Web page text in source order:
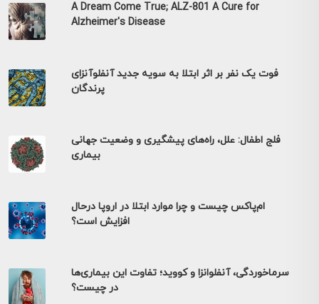
A Dream Come True; ALZ-801 A Cure for
Alzheimer's Disease
فوت یک نفر بر اثر ابتلا به سویه جدید آنفلوآنزای
پرندگان
فلج اطفال: علل، راه‌های پیشگیری و وضعیت جهانی
بیماری
ام‌پاکس چیست و چرا موارد ابتلا در اروپا درحال
افزایش است؟
سرماخوردگی، آنفلوانزا و کووید؛ تفاوت این بیماری‌ها
در چیست؟